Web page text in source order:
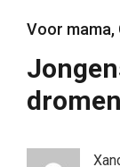
Voor mama,